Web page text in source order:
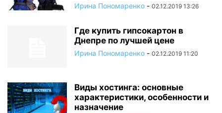
Ирина Пономаренко - 02.12.2019 13:26
Где купить гипсокартон в
Днепре по лучшей цене
Ирина Пономаренко - 02.12.2019 11:20
Виды хостинга: основные
характеристики, особенности и
назначение